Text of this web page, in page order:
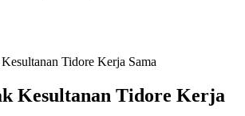
Tidore Kerja Sama
Kesultanan Tidore Kerja